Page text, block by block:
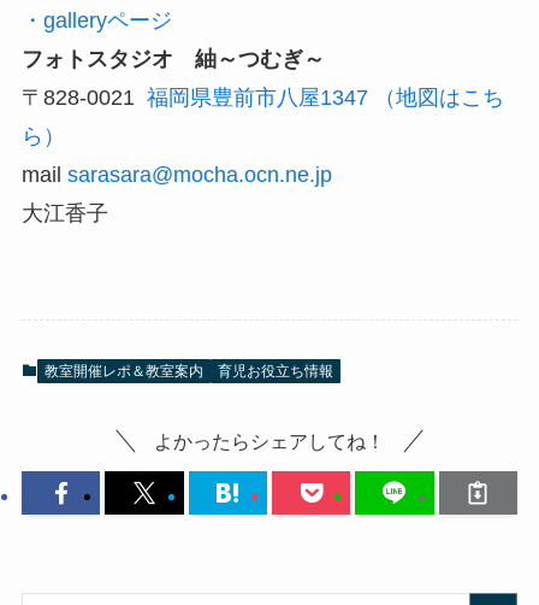
・galleryページ
フォトスタジオ 紬～つむぎ～
〒828-0021 福岡県豊前市八屋1347
（地図はこち
ら）
mail sarasara@mocha.ocn.ne.jp
大江香子
教室開催レポ＆教室案内 育児お役立ち情報
よかったらシェアしてね！